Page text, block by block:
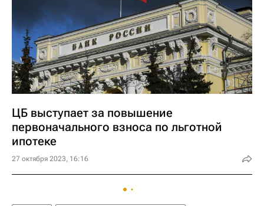
ЦБ выступает за повышение
первоначального взноса по льготной
ипотеке
27 октября 2023, 16:16